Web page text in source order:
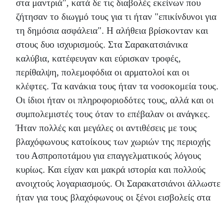
στα μαντριά", κατά δε τις διαβολές εκείνων που
ζήτησαν το διωγμό τους για τι ήταν "επικίνδυνοι για
τη δημόσια ασφάλεια". Η αλήθεια βρίσκονταν και
στους δυο ισχυρισμούς. Στα Σαρακατσιάνικα
καλύβια, κατέφευγαν και εύρισκαν τροφές,
περίθαλψη, πολεμοφόδια οι αρματολοί και οι
κλέφτες. Τα κανάκια τους ήταν τα νοσοκομεία τους.
Οι ίδιοι ήταν οι πληροφοριοδότες τους, αλλά και οι
συμπολεμιστές τους όταν το επέβαλαν οι ανάγκες.
Ήταν πολλές και μεγάλες οι αντιθέσεις με τους
βλαχόφωνους κατοίκους των χωριών της περιοχής
του Ασπροποτάμου για επαγγελματικούς λόγους
κυρίως. Και είχαν και μακρά ιστορία και πολλούς
ανοιχτούς λογαριασμούς. Οι Σαρακατσιάνοι άλλωστε
ήταν για τους βλαχόφωνους οι ξένοι εισβολείς στα